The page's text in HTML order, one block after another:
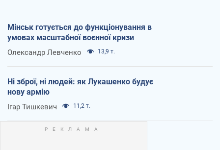
Мінськ готується до функціонування в
умовах масштабної воєнної кризи
Олександр Левченко 13,9 т.
Ні зброї, ні людей: як Лукашенко будує
нову армію
Ігар Тишкевич 11,2 т.